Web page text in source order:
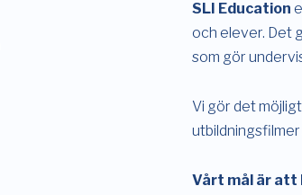
SLI Education
och elever. Det
som gör
Vi gör det
Vårt mål är att